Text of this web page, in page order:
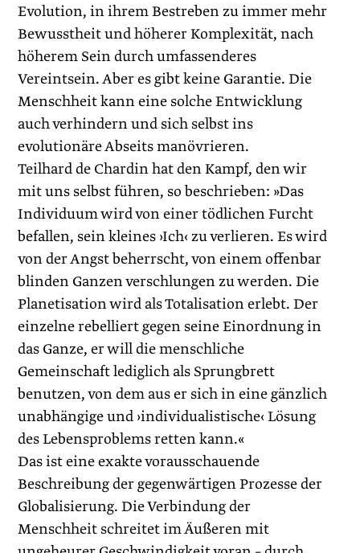
Evolution, in ihrem Bestreben zu immer mehr
Bewusstheit und höherer Komplexität, nach
höherem Sein durch umfassenderes
Vereintsein. Aber es gibt keine Garantie. Die
Menschheit kann eine solche Entwicklung
auch verhindern und sich selbst ins
evolutionäre Abseits manövrieren.
Teilhard de Chardin hat den Kampf, den wir
mit uns selbst führen, so beschrieben: »Das
Individuum wird von einer tödlichen Furcht
befallen, sein kleines ›Ich‹ zu verlieren. Es wird
von der Angst beherrscht, von einem offenbar
blinden Ganzen verschlungen zu werden. Die
Planetisation wird als Totalisation erlebt. Der
einzelne rebelliert gegen seine Einordnung in
das Ganze, er will die menschliche
Gemeinschaft lediglich als Sprungbrett
benutzen, von dem aus er sich in eine gänzlich
unabhängige und ›individualistische‹ Lösung
des Lebensproblems retten kann.«
Das ist eine exakte vorausschauende
Beschreibung der gegenwärtigen Prozesse der
Globalisierung. Die Verbindung der
Menschheit schreitet im Äußeren mit